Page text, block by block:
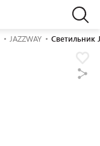
JAZZWAY Светильник